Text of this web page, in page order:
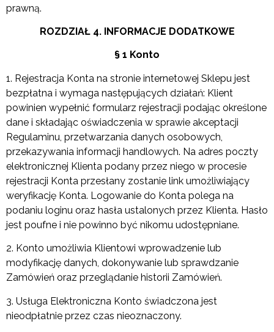
prawną.
ROZDZIAŁ 4. INFORMACJE DODATKOWE
§ 1 Konto
1. Rejestracja Konta na stronie internetowej Sklepu jest
bezpłatna i wymaga następujących działań: Klient
powinien wypełnić formularz rejestracji podając określone
dane i składając oświadczenia w sprawie akceptacji
Regulaminu, przetwarzania danych osobowych,
przekazywania informacji handlowych. Na adres poczty
elektronicznej Klienta podany przez niego w procesie
rejestracji Konta przesłany zostanie link umożliwiający
weryfikację Konta. Logowanie do Konta polega na
podaniu loginu oraz hasła ustalonych przez Klienta. Hasło
jest poufne i nie powinno być nikomu udostępniane.
2. Konto umożliwia Klientowi wprowadzenie lub
modyfikację danych, dokonywanie lub sprawdzanie
Zamówień oraz przeglądanie historii Zamówień.
3. Usługa Elektroniczna Konto świadczona jest
nieodpłatnie przez czas nieoznaczony.